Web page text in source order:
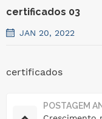
certificados 03
JAN 20, 2022
certificados
POSTAGEM